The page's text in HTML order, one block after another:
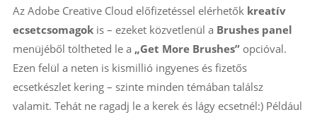
Az Adobe Creative Cloud előfizetéssel elérhetők kreatív
ecsetcsomagokis – ezeket közvetlenül a Brushes panel
menüjéből töltheted le a „Get More Brushes”opcióval.
Ezen felül a neten is kismillió ingyenes és fizetős
ecsetkészlet kering – szinte minden témában találsz
valamit. Tehát ne ragadj le a kerek és lágy ecsetnél:) Például